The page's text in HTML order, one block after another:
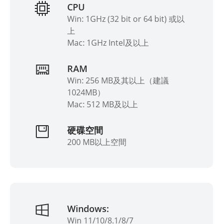
CPU
Win: 1GHz (32 bit or 64 bit) 或以
上
Mac: 1GHz Intel及以上
RAM
Win: 256 MB及其以上（建議
1024MB）
Mac: 512 MB及以上
硬碟空間
200 MB以上空間
Windows:
Win 11/10/8.1/8/7